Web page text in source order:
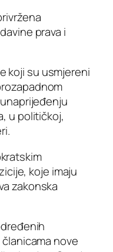
prava i
koji su usmjereni
u političkoj,
koje imaju
zakonska
nove